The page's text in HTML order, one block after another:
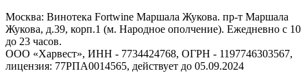
Москва: Винотека Fortwine Маршала Жукова. пр-т Маршала
Жукова, д.39, корп.1 (м. Народное ополчение). Ежедневно с 10
до 23 часов.
ООО «Харвест», ИНН - 7734424768, ОГРН - 1197746303567,
лицензия: 77РПА0014565, действует до 05.09.2024